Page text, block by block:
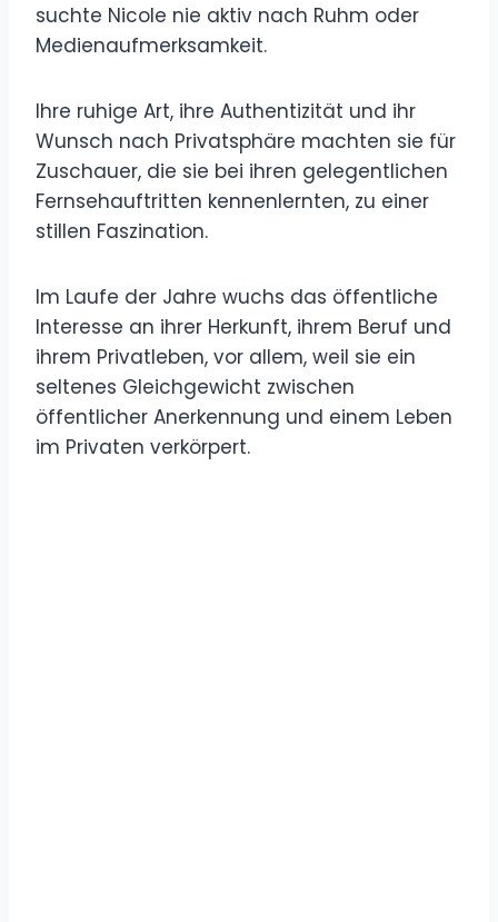
suchte Nicole nie aktiv nach Ruhm oder
Medienaufmerksamkeit.
Ihre ruhige Art, ihre Authentizität und ihr
Wunsch nach Privatsphäre machten sie für
Zuschauer, die sie bei ihren gelegentlichen
Fernsehauftritten kennenlernten, zu einer
stillen Faszination.
Im Laufe der Jahre wuchs das öffentliche
Interesse an ihrer Herkunft, ihrem Beruf und
ihrem Privatleben, vor allem, weil sie ein
seltenes Gleichgewicht zwischen
öffentlicher Anerkennung und einem Leben
im Privaten verkörpert.